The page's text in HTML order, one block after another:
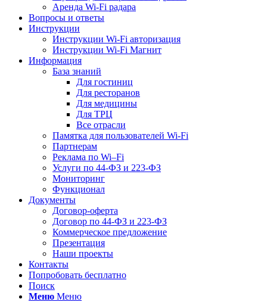
Аренда Wi-Fi радара
Вопросы и ответы
Инструкции
Инструкции Wi-Fi авторизация
Инструкции Wi-Fi Магнит
Информация
База знаний
Для гостиниц
Для ресторанов
Для медицины
Для ТРЦ
Все отрасли
Памятка для пользователей Wi-Fi
Партнерам
Реклама по Wi–Fi
Услуги по 44-ФЗ и 223-ФЗ
Мониторинг
Функционал
Документы
Договор-оферта
Договор по 44-ФЗ и 223-ФЗ
Коммерческое предложение
Презентация
Наши проекты
Контакты
Попробовать бесплатно
Поиск
Меню Меню